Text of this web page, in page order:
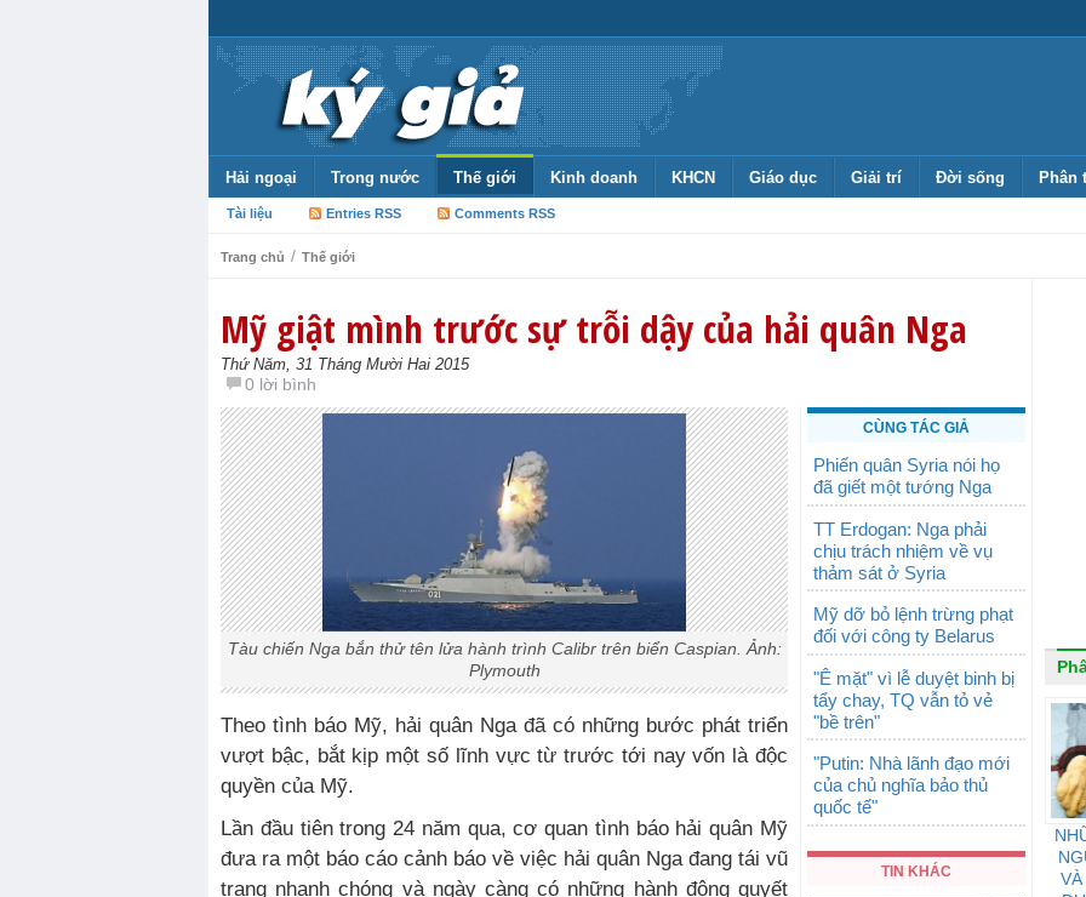
Hải ngoại Trong nước Thế giới Kinh doanh KHCN Giáo dục Giải trí Đời sống Phân
Tài liệu Entries RSS Comments RSS
Trang chủ / Thế giới
Mỹ giật mình trước sự trỗi dậy của hải quân Nga
Thứ Năm, 31 Tháng Mười Hai 2015
0 lời bình
Tàu chiến Nga bắn thử tên lửa hành trình Calibr trên biển Caspian. Ảnh:
Plymouth
Theo tình báo Mỹ, hải quân Nga đã có những bước phát triển
vượt bậc, bắt kịp một số lĩnh vực từ trước tới nay vốn là độc
quyền của Mỹ.
Lần đầu tiên trong 24 năm qua, cơ quan tình báo hải quân Mỹ
đưa ra một báo cáo cảnh báo về việc hải quân Nga đang tái vũ
trang nhanh chóng và ngày càng có những hành động quyết
CÙNG TÁC GIẢ
Phiến quân Syria nói họ
đã giết một tướng Nga
TT Erdogan: Nga phải
chịu trách nhiệm về vụ
thảm sát ở Syria
Mỹ dỡ bỏ lệnh trừng phạt
đối với công ty Belarus
"Ê mặt" vì lễ duyệt binh bị
tẩy chay, TQ vẫn tỏ vẻ
"bề trên"
"Putin: Nhà lãnh đạo mới
của chủ nghĩa bảo thủ
quốc tế"
TIN KHÁC